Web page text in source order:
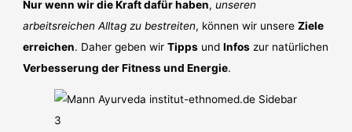
Nur wenn wir die Kraft dafür haben,unseren
arbeitsreichen Alltag zu bestreiten, können wir unsereZiele
erreichen. Daher geben wirTipps undInfos zur natürlichen
Verbesserung der Fitness und Energie.